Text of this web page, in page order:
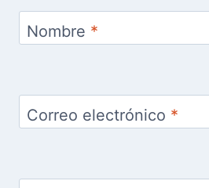
Nombre *
Correo electrónico *